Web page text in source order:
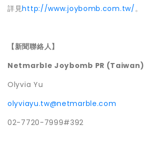
詳見http://www.joybomb.com.tw/。
【新聞聯絡人】
Netmarble Joybomb PR (Taiwan)
Olyvia Yu
olyviayu.tw@netmarble.com
02-7720-7999#392